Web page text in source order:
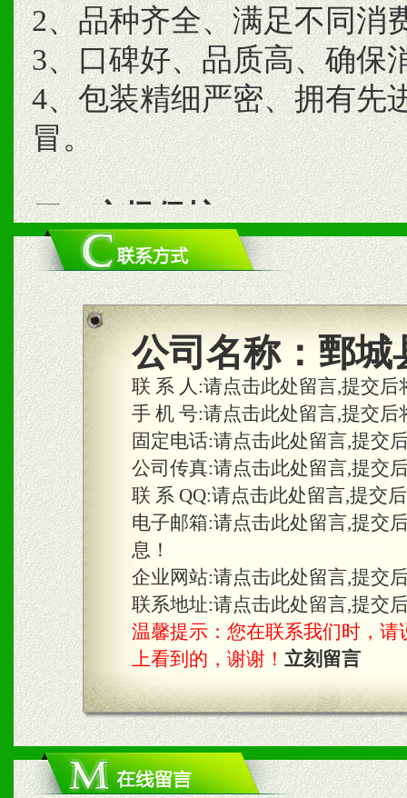
2、品种齐全、满足不同消
3、口碑好、品质高、确保
4、包装精细严密、拥有先
冒。
二、市场保护
1、统一市场价格；建立全
商利润。
2、区域独家经营；建立区
合作关系。
三、物料及媒体
1、免费提供体验及宣传彩
2、不定期在各大知名网站
知名度和影响力。
3、根据地方实际情况提供
具。
四、市场操作及支持
1、根据区域市场协助制定
公司名称： 鄄城
联 系 人:请点击此处留言,提交
手 机 号:请点击此处留言,提交
固定电话:请点击此处留言,提交
公司传真:请点击此处留言,提交
联 系 QQ:请点击此处留言,提交
电子邮箱:请点击此处留言,提交
息！
企业网站:请点击此处留言,提交
联系地址:请点击此处留言,提交
温馨提示：您在联系我们时，请
上看到的，谢谢！ 立刻留言